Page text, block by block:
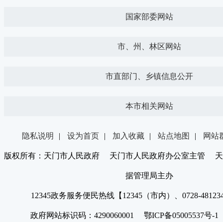
国家部委网站
市、州、林区网站
市直部门、乡镇信息公开
本市相关网站
隐私说明 | 设为首页 | 加入收藏 | 站点地图 | 网站
版权所有：天门市人民政府 天门市人民政府办公室主管 天
据管理局主办
12345政务服务便民热线【12345（市内）、0728-
政府网站标识码：4290060001 鄂ICP备05005537号